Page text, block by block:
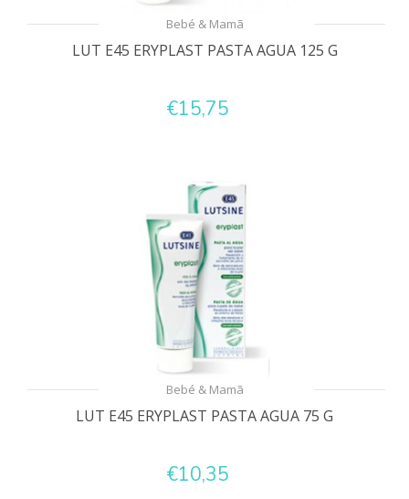
Bebé & Mamã
LUT E45 ERYPLAST PASTA AGUA 125 G
€15,75
Bebé & Mamã
LUT E45 ERYPLAST PASTA AGUA 75 G
€10,35